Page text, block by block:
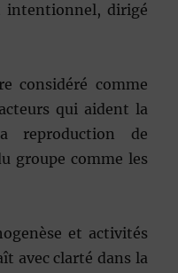
intentionnel, dirigé
considéré comme
qui aident la
reproduction de
groupe comme les
et activités
avec clarté dans la